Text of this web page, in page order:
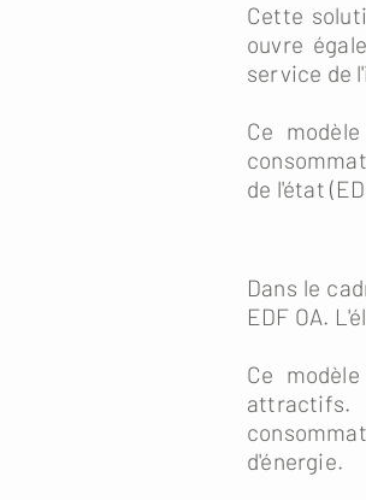
Cette
ouvre
service de
Ce
de l'état
Dans le
EDF OA.
Ce
attractifs.
d'énergie.